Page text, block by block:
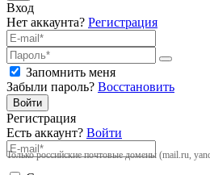
Вход
Нет аккаунта? Регистрация
Запомнить меня
Забыли пароль? Восстановить
Войти
Регистрация
Есть аккаунт? Войти
Только российские почтовые домены (mail.ru,